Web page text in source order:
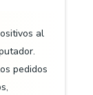
al
pedidos